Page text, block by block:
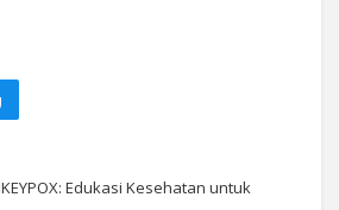
Edukasi Kesehatan untuk